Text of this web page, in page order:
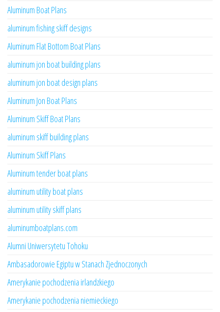
Aluminum Boat Plans
aluminum fishing skiff designs
Aluminum Flat Bottom Boat Plans
aluminum jon boat building plans
aluminum jon boat design plans
Aluminum Jon Boat Plans
Aluminum Skiff Boat Plans
aluminum skiff building plans
Aluminum Skiff Plans
Aluminum tender boat plans
aluminum utility boat plans
aluminum utility skiff plans
aluminumboatplans.com
Alumni Uniwersytetu Tohoku
Ambasadorowie Egiptu w Stanach Zjednoczonych
Amerykanie pochodzenia irlandzkiego
Amerykanie pochodzenia niemieckiego